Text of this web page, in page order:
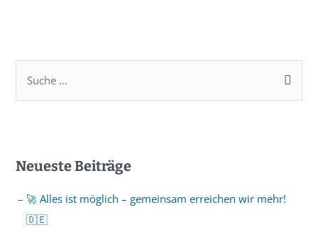
Neueste Beiträge
🚀 Alles ist möglich – gemeinsam erreichen wir mehr!
🇩🇪